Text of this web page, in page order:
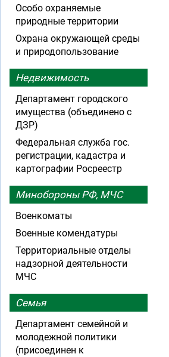
Особо охраняемые
природные территории
Охрана окружающей среды
и природопользование
Недвижимость
Департамент городского
имущества (объединено с
ДЗР)
Федеральная служба гос.
регистрации, кадастра и
картографии Росреестр
Минобороны РФ, МЧС
Военкоматы
Военные комендатуры
Территориальные отделы
надзорной деятельности
МЧС
Семья
Департамент семейной и
молодежной политики
(присоединен к